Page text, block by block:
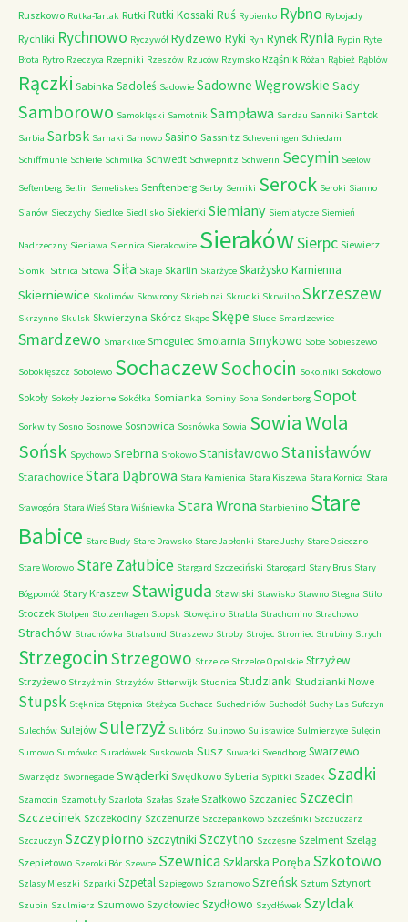
Ruszkowo Rutka-Tartak Rutki Rutki Kossaki Ruś Rybienko Rybno Rybojady
Rychliki Rychnowo Ryczywół Rydzewo Ryki Ryn Rynek Rynia Rypin Ryte
Błota Rytro Rzeczyca Rzepniki Rzeszów Rzuców Rzymsko Rząśnik Różan Rąbież Rąblów
Rączki Sabinka Sadoleś Sadowie Sadowne Węgrowskie Sady
Samborowo Samoklęski Samotnik Sampława Sandau Sanniki Santok
Sarbia Sarbsk Sarnaki Sarnowo Sasino Sassnitz Scheveningen Schiedam
Schiffmuhle Schleife Schmilka Schwedt Schwepnitz Schwerin Secymin Seelow
Seftenberg Sellin Semeliskes Senftenberg Serby Serniki Serock Seroki Sianno
Sianów Sieczychy Siedlce Siedlisko Siekierki Siemiany Siemiatycze Siemień
Nadrzeczny Sieniawa Siennica Sierakowice SierakówSierpc Siewierz
Siomki Sitnica Sitowa Siła Skaje Skarlin Skarżyce Skarżysko Kamienna
Skierniewice Skolimów Skowrony Skriebinai Skrudki Skrwilno Skrzeszew
Skrzynno Skulsk Skwierzyna Skórcz Skąpe Skępe Slude Smardzewice
Smardzewo Smarklice Smogulec Smolarnia Smykowo Sobe Sobieszewo
Soboklęszcz Sobolewo SochaczewSochocin Sokolniki Sokołowo
Sokoły Sokoły Jeziorne Sokółka Somianka Sominy Sona Sondenborg Sopot
Sorkwity Sosno Sosnowe Sosnowica Sosnówka Sowia Sowia Wola
Sońsk Spychowo Srebrna Srokowo Stanisławowo Stanisławów
Starachowice Stara Dąbrowa Stara Kamienica Stara Kiszewa Stara Kornica Stara
Sławogóra Stara Wieś Stara Wiśniewka Stara Wrona Starbienino Stare
Babice Stare Budy Stare Drawsko Stare Jabłonki Stare Juchy Stare Osieczno
Stare Worowo Stare Załubice Stargard Szczeciński Starogard Stary Brus Stary
Bógpomóż Stary Kraszew Stawiguda Stawiski Stawisko Stawno Stegna Stilo
Stoczek Stolpen Stolzenhagen Stopsk Stowęcino Strabla Strachomino Strachowo
Strachów Strachówka Stralsund Straszewo Stroby Strojec Stromiec Strubiny Strych
Strzegocin Strzegowo Strzelce Strzelce Opolskie Strzyżew
Strzyżewo Strzyżmin Strzyżów Sttenwijk Studnica Studzianki Studzianki Nowe
Stupsk Stęknica Stępnica Stężyca Suchacz Suchedniów Suchodół Suchy Las Sufczyn
Sulechów Sulejów Sulerzyż Sulibórz Sulinowo Sulisławice Sulmierzyce Sulęcin
Sumowo Sumówko Suradówek Suskowola Susz Suwałki Svendborg Swarzewo
Swarzędz Swornegacie Swąderki Swędkowo Syberia Sypitki Szadek Szadki
Szamocin Szamotuły Szarlota Szałas Szałe Szałkowo Szczaniec Szczecin
Szczecinek Szczekociny Szczenurze Szczepankowo Szcześniki Szczuczarz
Szczuczyn Szczypiorno Szczytniki Szczytno Szczęsne Szelment Szeląg
Szepietowo Szeroki Bór Szewce SzewnicaSzklarska Poręba Szkotowo
Szlasy Mieszki Szparki Szpetal Szpiegowo Szramowo Szreńsk Sztum Sztynort
Szubin Szulmierz Szumowo Szydłowiec Szydłowo Szydłówek Szyldak